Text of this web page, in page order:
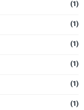
(1)
(1)
(1)
(1)
(1)
(1)